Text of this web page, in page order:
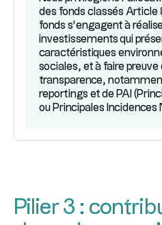
des fonds classés Article
fonds s’engagent à
investissements qui
caractéristiques
sociales, et à faire preuve
transparence,
reportings et de PAI
ou Principales Incidences
Pilier 3 :